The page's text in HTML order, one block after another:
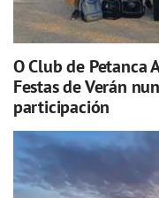
O Club de Petanca
Festas de Verán
participación